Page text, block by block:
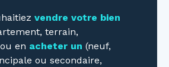
vendre votre bien
terrain,
en acheter un (neuf,
ou secondaire,